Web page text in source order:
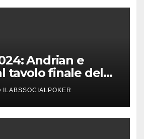
Andrian e
tavolo finale del
ILABSSOCIALPOKER